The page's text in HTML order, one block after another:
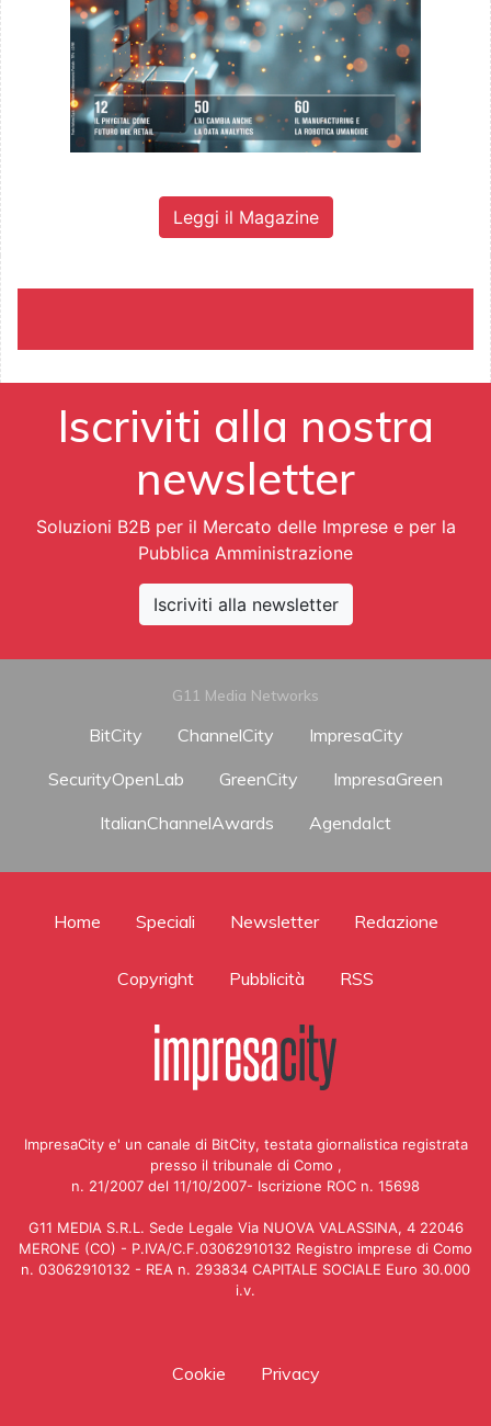
Leggi il Magazine
Iscriviti alla nostra
newsletter
Soluzioni B2B per il Mercato delle Imprese e per la
Pubblica Amministrazione
Iscriviti alla newsletter
G11 Media Networks
BitCity ChannelCity
ImpresaCity
SecurityOpenLab
GreenCity
ImpresaGreen
ItalianChannelAwards
AgendaIct
Home Speciali Newsletter Redazione
Copyright Pubblicità RSS
ImpresaCity e' un canale di BitCity, testata giornalistica registrata
presso il tribunale di Como ,
n. 21/2007 del 11/10/2007- Iscrizione ROC n. 15698
G11 MEDIA S.R.L. Sede Legale Via NUOVA VALASSINA, 4 22046
MERONE (CO) - P.IVA/C.F.03062910132 Registro imprese di Como
n. 03062910132 - REA n. 293834 CAPITALE SOCIALE Euro 30.000
i.v.
Cookie Privacy